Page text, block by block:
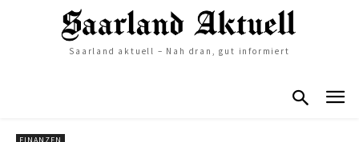
Saarland aktuell – Nah dran, gut informiert